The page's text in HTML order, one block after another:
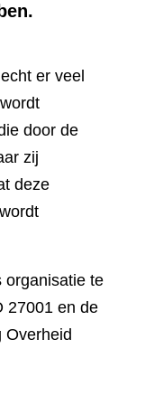
er veel
door de
zij
deze
organisatie te
27001 en de
Overheid